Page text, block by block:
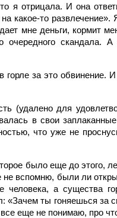
я отрицала. И она
на какое-то
мне деньги, кормит
скандала.
за это обвинение.
(удалено для
в свои
что уже не
было еще до этого,
вспомню, были ли
человека, а существа
«Зачем ты гоняешься за
еще не понимаю, про